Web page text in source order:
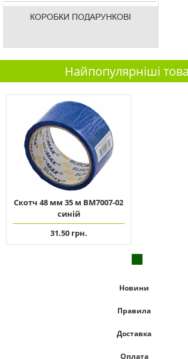
КОРОБКИ ПОДАРУНКОВІ
Найпопулярніші
Скотч 48 мм 35 м ВМ7007-02
синій
31.50 грн.
Новини
Правила
Доставка
Оплата